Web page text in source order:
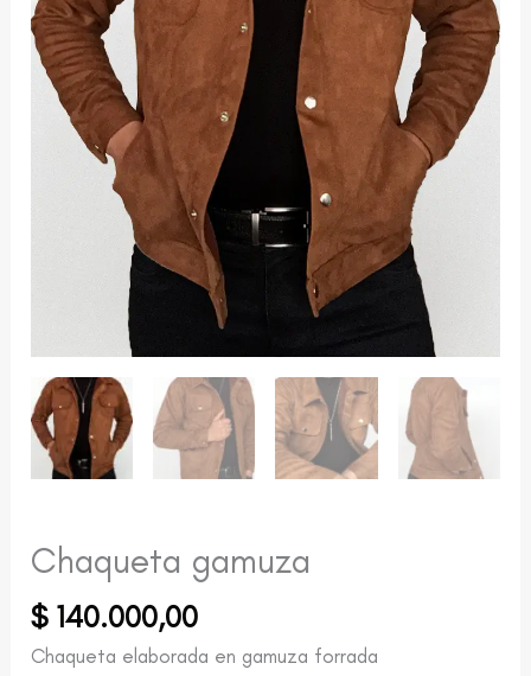
Chaqueta gamuza
$140.000,00
Chaqueta elaborada en gamuza forrada